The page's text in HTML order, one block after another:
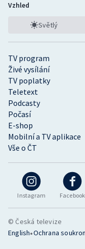
Instagram Facebook
TV program
Živé vysílání
TV poplatky
Teletext
Podcasty
Počasí
E-shop
Mobilní a TV aplikace
Vše o ČT
Vzhled
Světlý
© Česká televize
English•Ochrana